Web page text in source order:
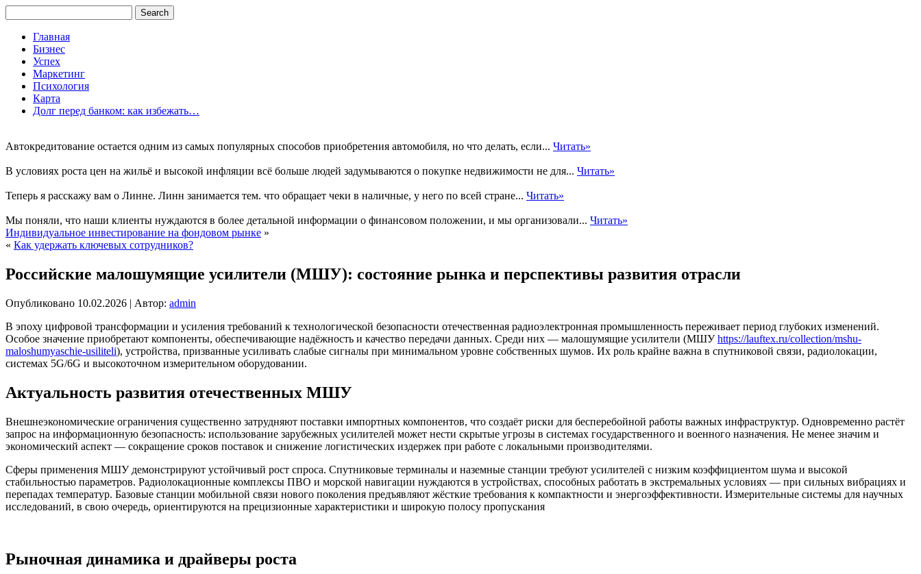
Главная
Бизнес
Успех
Маркетинг
Психология
Карта
Долг перед банком: как избежать…
Автокредитование остается одним из самых популярных способов приобретения автомобиля, но что делать, если... Читать»
В условиях роста цен на жильё и высокой инфляции всё больше людей задумываются о покупке недвижимости не для... Читать»
Теперь я расскажу вам о Линне. Линн занимается тем. что обращает чеки в наличные, у него по всей стране... Читать»
Мы поняли, что наши клиенты нуждаются в более детальной информации о финансовом положении, и мы организовали... Читать»
Индивидуальное инвестирование на фондовом рынке »
« Как удержать ключевых сотрудников?
Российские малошумящие усилители (МШУ): состояние рынка и перспективы развития отрасли
Опубликовано 10.02.2026 | Автор: admin
В эпоху цифровой трансформации и усиления требований к технологической безопасности отечественная радиоэлектронная промышленность переживает период глубоких изменений.
Особое значение приобретают компоненты, обеспечивающие надёжность и качество передачи данных. Среди них — малошумящие усилители (МШУhttps://lauftex.ru/collection/mshu-
maloshumyaschie-usiliteli), устройства, призванные усиливать слабые сигналы при минимальном уровне собственных шумов. Их роль крайне важна в спутниковой связи, радиолокации,
системах 5G/6G и высокоточном измерительном оборудовании.
Актуальность развития отечественных МШУ
Внешнеэкономические ограничения существенно затрудняют поставки импортных компонентов, что создаёт риски для бесперебойной работы важных инфраструктур. Одновременно растёт
запрос на информационную безопасность: использование зарубежных усилителей может нести скрытые угрозы в системах государственного и военного назначения. Не менее значим и
экономический аспект — сокращение сроков поставок и снижение логистических издержек при работе с локальными производителями.
Сферы применения МШУ демонстрируют устойчивый рост спроса. Спутниковые терминалы и наземные станции требуют усилителей с низким коэффициентом шума и высокой
стабильностью параметров. Радиолокационные комплексы ПВО и морской навигации нуждаются в устройствах, способных работать в экстремальных условиях — при сильных вибрациях и
перепадах температур. Базовые станции мобильной связи нового поколения предъявляют жёсткие требования к компактности и энергоэффективности. Измерительные системы для научных
исследований, в свою очередь, ориентируются на прецизионные характеристики и широкую полосу пропускания
Рыночная динамика и драйверы роста